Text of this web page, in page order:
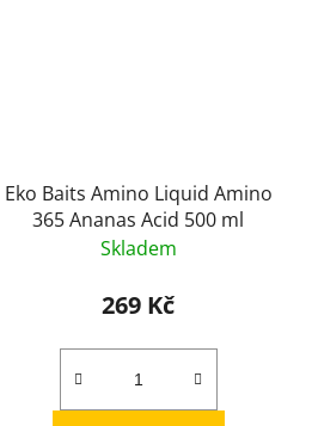
Eko Baits Amino Liquid Amino
365 Ananas Acid 500 ml
Skladem
269 Kč